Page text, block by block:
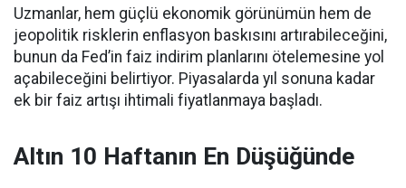
Uzmanlar, hem güçlü ekonomik görünümün hem de
jeopolitik risklerin enflasyon baskısını artırabileceğini,
bunun da Fed’in faiz indirim planlarını ötelemesine yol
açabileceğini belirtiyor. Piyasalarda yıl sonuna kadar
ek bir faiz artışı ihtimali fiyatlanmaya başladı.
Altın 10 Haftanın En Düşüğünde